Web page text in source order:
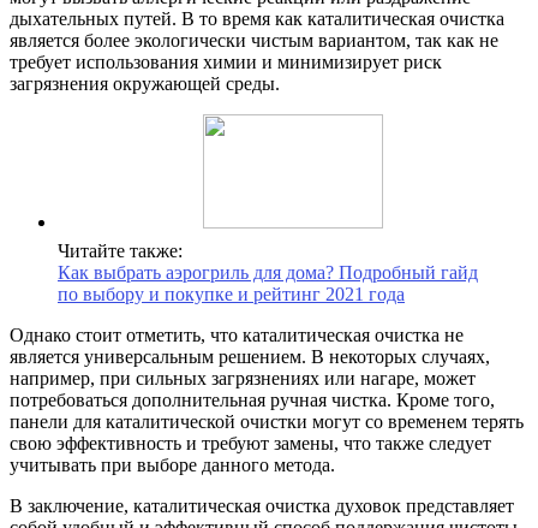
дыхательных путей. В то время как каталитическая очистка
является более экологически чистым вариантом, так как не
требует использования химии и минимизирует риск
загрязнения окружающей среды.
Читайте также:
Как выбрать аэрогриль для дома? Подробный гайд
по выбору и покупке и рейтинг 2021 года
Однако стоит отметить, что каталитическая очистка не
является универсальным решением. В некоторых случаях,
например, при сильных загрязнениях или нагаре, может
потребоваться дополнительная ручная чистка. Кроме того,
панели для каталитической очистки могут со временем терять
свою эффективность и требуют замены, что также следует
учитывать при выборе данного метода.
В заключение, каталитическая очистка духовок представляет